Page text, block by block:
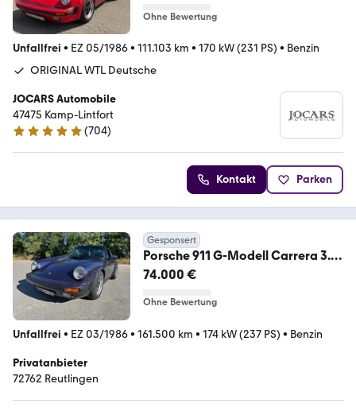
Ohne Bewertung
Unfallfrei • EZ 05/1986• 111.103 km • 170 kW (231 PS) • Benzin
ORIGINAL WTL Deutsche
JOCARS Automobile
47475 Kamp-Lintfort
4.9 Sterne
(704)
Kontakt Parken
Gesponsert
Porsche 911 G-Modell Carrera 3.2
Targa
74.000 €
Ohne Bewertung
Unfallfrei • EZ 03/1986• 161.500 km • 174 kW (237 PS) • Benzin
Privatanbieter
72762 Reutlingen